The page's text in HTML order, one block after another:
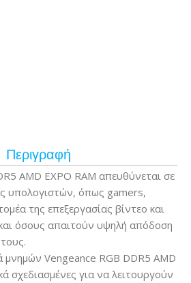
Περιγραφή
AMD EXPO RAM απευθύνεται σε
υπολογιστών, όπως gamers,
της επεξεργασίας βίντεο και
όσους απαιτούν υψηλή απόδοση
μνημών Vengeance RGB DDR5 AMD
σχεδιασμένες για να λειτουργούν